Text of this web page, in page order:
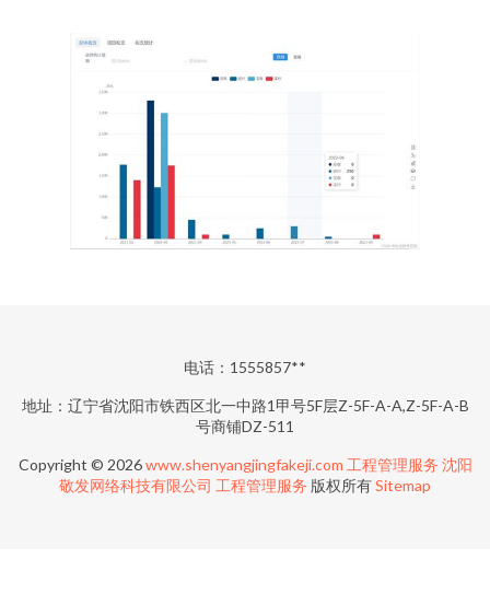
电话：1555857**
地址：辽宁省沈阳市铁西区北一中路1甲号5F层Z-5F-A-A,Z-5F-A-B
号商铺DZ-511
Copyright © 2026www.shenyangjingfakeji.com 工程管理服务 沈阳
敬发网络科技有限公司 工程管理服务 版权所有Sitemap